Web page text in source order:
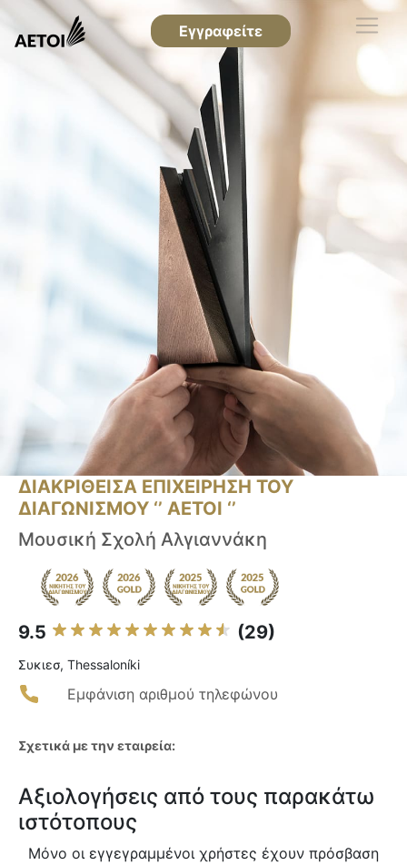
Εγγραφείτε
ΔΙΑΚΡΙΘΕΙΣΑ ΕΠΙΧΕΙΡΗΣΗ ΤΟΥ
ΔΙΑΓΩΝΙΣΜΟΥ ‘’ ΑΕΤΟΙ ‘’
Μουσική Σχολή Αλγιαννάκη
9.5 (29)
Συκιεσ, Thessaloníki
Εμφάνιση αριθμού τηλεφώνου
Σχετικά με την εταιρεία:
Αξιολογήσεις από τους παρακάτω
ιστότοπους
Μόνο οι εγγεγραμμένοι χρήστες έχουν πρόσβαση